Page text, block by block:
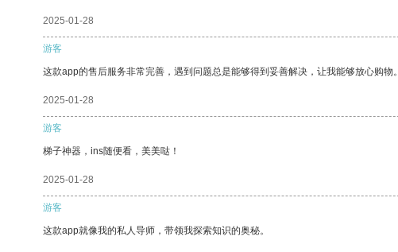
2025-01-28
游客
这款app的售后服务非常完善，遇到问题总是能够得到妥善解决，让我能够放心购物。
2025-01-28
游客
梯子神器，ins随便看，美美哒！
2025-01-28
游客
这款app就像我的私人导师，带领我探索知识的奥秘。